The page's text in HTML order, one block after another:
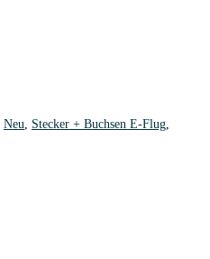
Neu Stecker + Buchsen E-Flug